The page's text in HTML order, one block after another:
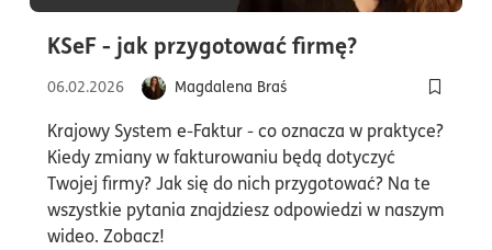
KSeF - jak przygotować firmę?czas
06.02.2026
Magdalena Braś
Krajowy System e-Faktur - co oznacza w praktyce?
Kiedy zmiany w fakturowaniu będą dotyczyć
Twojej firmy? Jak się do nich przygotować? Na te
wszystkie pytania znajdziesz odpowiedzi w naszym
wideo. Zobacz!